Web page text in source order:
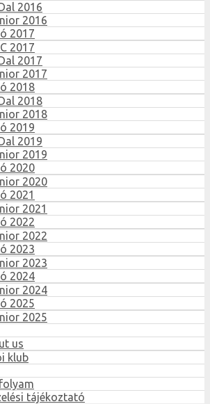
2016
2016
2017
2017
2017
2017
2018
2018
2018
2019
2019
2019
2020
2020
2021
2021
2022
2022
2023
2023
2024
2024
2025
2025
us
klub
tájékoztató